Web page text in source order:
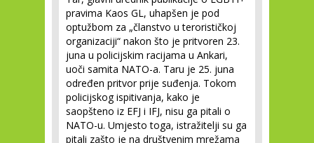
pravima Kaos GL, uhapšen je pod
optužbom za „članstvo u terorističkoj
organizaciji“ nakon što je pritvoren 23.
juna u policijskim racijama u Ankari,
uoči samita NATO-a. Taru je 25. juna
određen pritvor prije suđenja. Tokom
policijskog ispitivanja, kako je
saopšteno iz EFJ i IFJ, nisu ga pitali o
NATO-u. Umjesto toga, istražitelji su ga
pitali zašto je na društvenim mrežama